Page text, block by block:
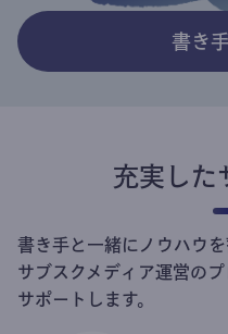
書き
充実した
書き手と一緒にノウハウを
サブスクメディア運営の
サポートします。